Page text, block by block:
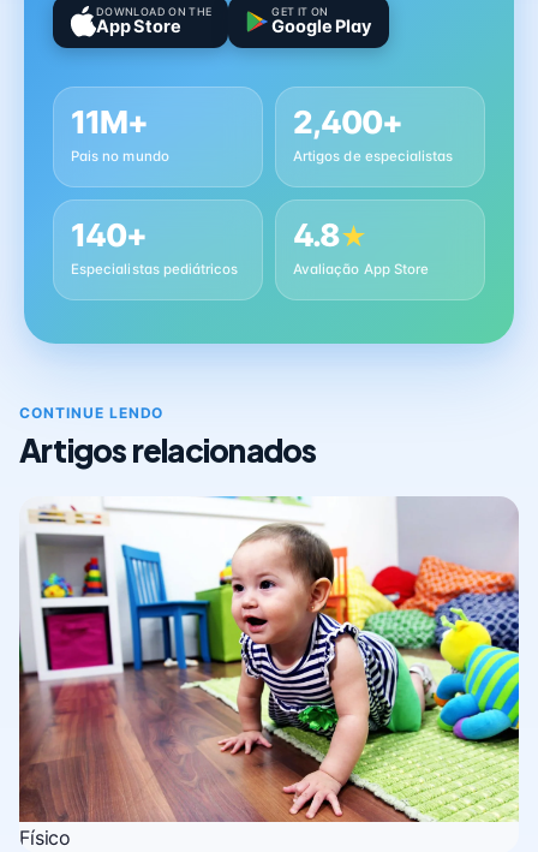
DOWNLOAD ON THE
App Store
GET IT ON
Google Play
11M+
Pais no mundo
2,400+
Artigos de especialistas
140+
Especialistas pediátricos
4.8★
Avaliação App Store
CONTINUE LENDO
Artigos relacionados
Físico